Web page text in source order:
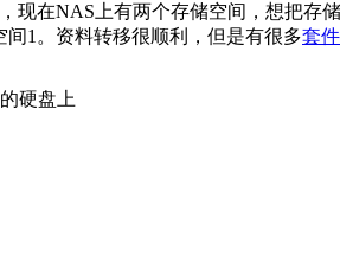
现在NAS上有两个存储空间，想把存
1。资料转移很顺利，但是有很多套件